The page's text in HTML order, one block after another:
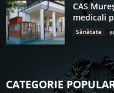
CAS
medicali
Sănătate
CATEGORIE